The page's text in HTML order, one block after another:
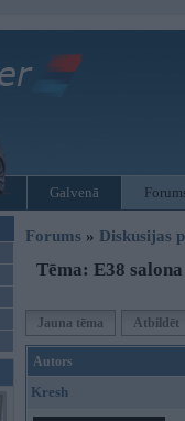
Galvenā
Forums » Diskusijas
Tēma: E38
Jauna tēma Atbildēt
Autors
Kresh